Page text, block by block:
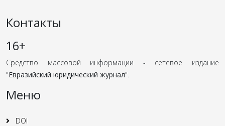
Контакты
16+
Средство массовой информации - сетевое издание
"Евразийский юридический журнал".
Меню
DOI